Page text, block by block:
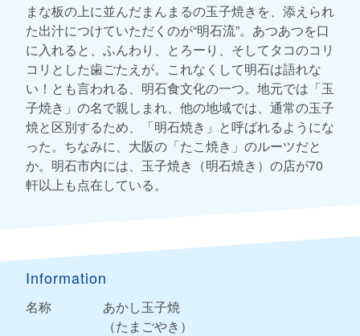
まな板の上に並んだまんまるの玉子焼きを、添えられ
た出汁につけていただくのが“明石流”。あつあつを口
に入れると、ふんわり、とろーり、そしてタコのコリ
コリとした歯ごたえが。これなくして明石は語れな
い！とも言われる、明石食文化の一つ。地元では「玉
子焼き」の名で親しまれ、他の地域では、通常の玉子
焼と区別するため、「明石焼き」と呼ばれるようにな
った。ちなみに、大阪の「たこ焼き」のルーツだと
か。明石市内には、玉子焼き（明石焼き）の店が70
軒以上も点在している。
Information
名称
あかし玉子焼
（たまごやき）